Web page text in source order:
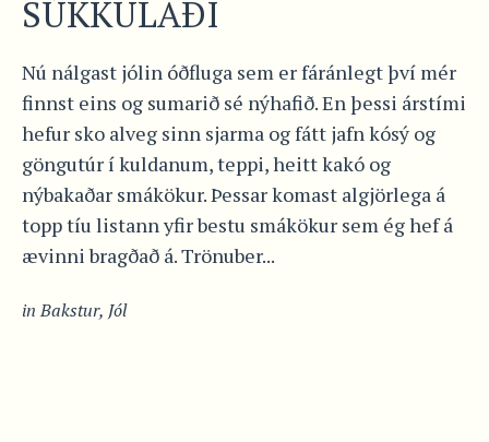
SÚKKULAÐI
Nú nálgast jólin óðfluga sem er fáránlegt því mér
finnst eins og sumarið sé nýhafið. En þessi árstími
hefur sko alveg sinn sjarma og fátt jafn kósý og
göngutúr í kuldanum, teppi, heitt kakó og
nýbakaðar smákökur. Þessar komast algjörlega á
topp tíu listann yfir bestu smákökur sem ég hef á
ævinni bragðað á. Trönuber...
inBakstur, Jól